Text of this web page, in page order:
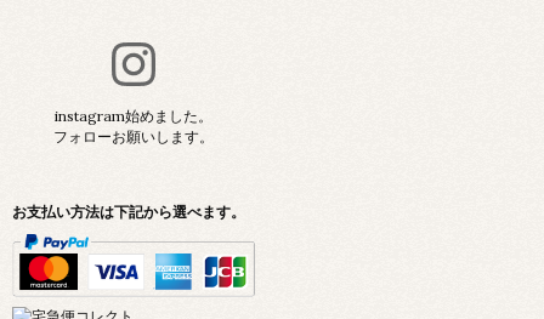
instagram始めました。
フォローお願いします。
お支払い方法は下記から選べます。